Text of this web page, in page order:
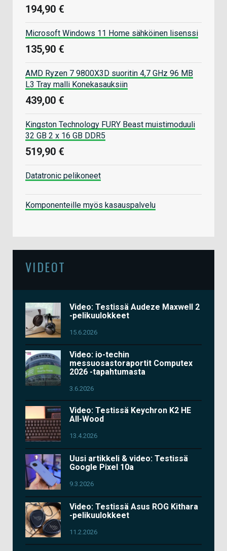
194,90 €
Microsoft Windows 11 Home sähköinen lisenssi
135,90 €
AMD Ryzen 7 9800X3D suoritin 4,7 GHz 96 MB
L3 Tray malli Konekasauksiin
439,00 €
Kingston Technology FURY Beast muistimoduuli
32 GB 2 x 16 GB DDR5
519,90 €
Datatronic pelikoneet
Komponenteille myös kasauspalvelu
VIDEOT
Video: Testissä Audeze Maxwell 2
-pelikuulokkeet
15.6.2026
Video: io-techin
messuosastoraportit Computex
2026 -tapahtumasta
3.6.2026
Video: Testissä Keychron K2 HE
All-Wood
13.4.2026
Uusi artikkeli & video: Testissä
Google Pixel 10a
9.3.2026
Video: Testissä Asus ROG Kithara
-pelikuulokkeet
11.2.2026